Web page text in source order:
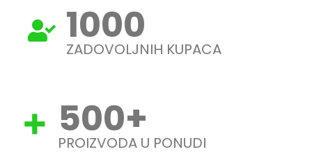
1000
ZADOVOLJNIH KUPACA
500+
PROIZVODA U PONUDI